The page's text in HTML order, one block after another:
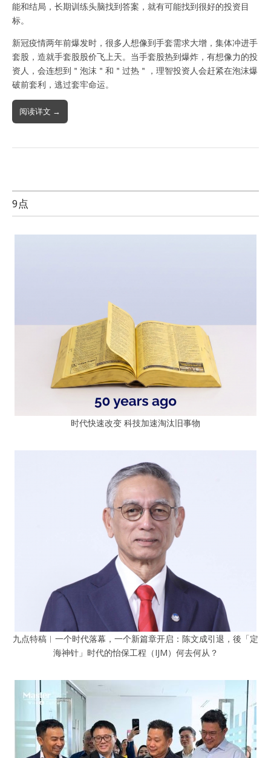
能和结局，长期训练头脑找到答案，就有可能找到很好的投资目
标。
新冠疫情两年前爆发时，很多人想像到手套需求大增，集体冲进手
套股，造就手套股股价飞上天。当手套股热到爆炸，有想像力的投
资人，会连想到＂泡沫＂和＂过热＂，理智投资人会赶紧在泡沫爆
破前套利，逃过套牢命运。
阅读详文 →
9点
时代快速改变 科技加速淘汰旧事物
九点特稿︱一个时代落幕，一个新篇章开启：陈文成引退，後「定
海神针」时代的怡保工程（IJM）何去何从？